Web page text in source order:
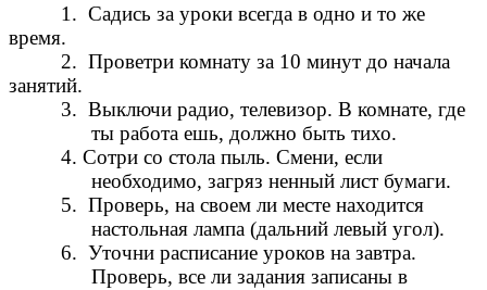
1. Садись за уроки всегда в одно и то же
время.
2. Проветри комнату за 10 минут до начала
занятий.
3. Выключи радио, телевизор. В комнате, где
ты работа ешь, должно быть тихо.
4. Сотри со стола пыль. Смени, если
необходимо, загряз ненный лист бумаги.
5. Проверь, на своем ли месте находится
настольная лампа (дальний левый угол).
6. Уточни расписание уроков на завтра.
Проверь, все ли задания записаны в